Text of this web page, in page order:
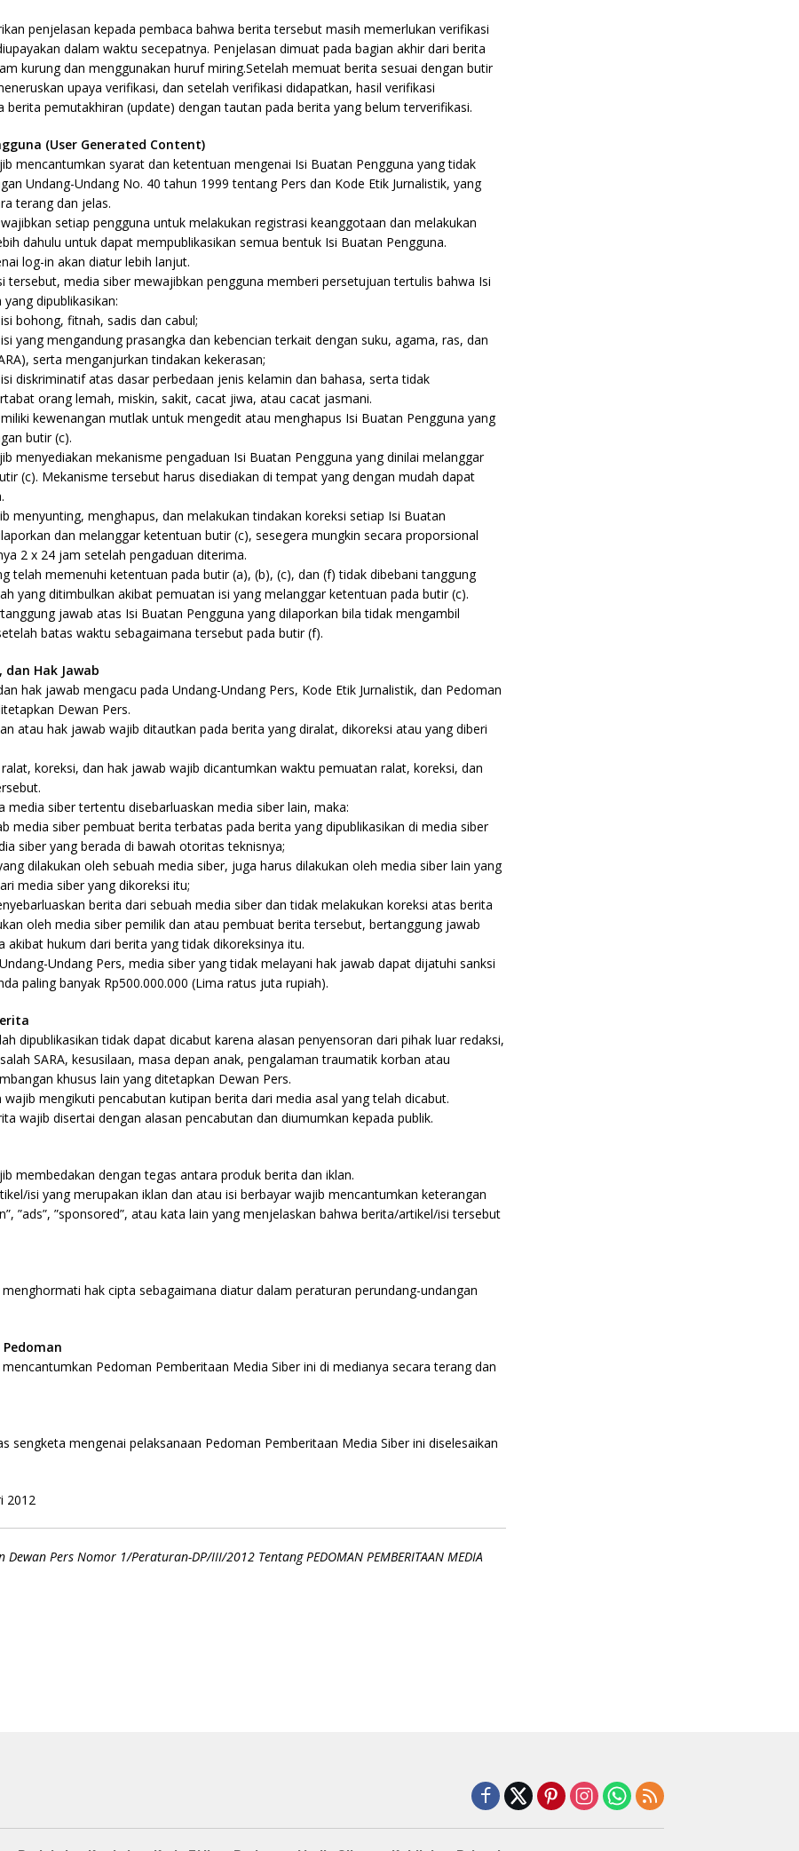
penjelasan kepada pembaca bahwa berita tersebut masih memerlukan verifikasi
dalam waktu secepatnya. Penjelasan dimuat pada bagian akhir dari berita
kurung dan menggunakan huruf miring.Setelah memuat berita sesuai dengan butir
upaya verifikasi, dan setelah verifikasi didapatkan, hasil verifikasi
berita pemutakhiran (update) dengan tautan pada berita yang belum terverifikasi.
(User Generated Content)
mencantumkan syarat dan ketentuan mengenai Isi Buatan Pengguna yang tidak
Undang-Undang No. 40 tahun 1999 tentang Pers dan Kode Etik Jurnalistik, yang
terang dan jelas.
setiap pengguna untuk melakukan registrasi keanggotaan dan melakukan
dahulu untuk dapat mempublikasikan semua bentuk Isi Buatan Pengguna.
log-in akan diatur lebih lanjut.
tersebut, media siber mewajibkan pengguna memberi persetujuan tertulis bahwa Isi
dipublikasikan:
bohong, fitnah, sadis dan cabul;
yang mengandung prasangka dan kebencian terkait dengan suku, agama, ras, dan
serta menganjurkan tindakan kekerasan;
diskriminatif atas dasar perbedaan jenis kelamin dan bahasa, serta tidak
orang lemah, miskin, sakit, cacat jiwa, atau cacat jasmani.
kewenangan mutlak untuk mengedit atau menghapus Isi Buatan Pengguna yang
butir (c).
menyediakan mekanisme pengaduan Isi Buatan Pengguna yang dinilai melanggar
(c). Mekanisme tersebut harus disediakan di tempat yang dengan mudah dapat
menyunting, menghapus, dan melakukan tindakan koreksi setiap Isi Buatan
dan melanggar ketentuan butir (c), sesegera mungkin secara proporsional
2 x 24 jam setelah pengaduan diterima.
telah memenuhi ketentuan pada butir (a), (b), (c), dan (f) tidak dibebani tanggung
yang ditimbulkan akibat pemuatan isi yang melanggar ketentuan pada butir (c).
jawab atas Isi Buatan Pengguna yang dilaporkan bila tidak mengambil
batas waktu sebagaimana tersebut pada butir (f).
dan Hak Jawab
hak jawab mengacu pada Undang-Undang Pers, Kode Etik Jurnalistik, dan Pedoman
Dewan Pers.
atau hak jawab wajib ditautkan pada berita yang diralat, dikoreksi atau yang diberi
koreksi, dan hak jawab wajib dicantumkan waktu pemuatan ralat, koreksi, dan
media siber tertentu disebarluaskan media siber lain, maka:
media siber pembuat berita terbatas pada berita yang dipublikasikan di media siber
siber yang berada di bawah otoritas teknisnya;
dilakukan oleh sebuah media siber, juga harus dilakukan oleh media siber lain yang
media siber yang dikoreksi itu;
berita dari sebuah media siber dan tidak melakukan koreksi atas berita
oleh media siber pemilik dan atau pembuat berita tersebut, bertanggung jawab
akibat hukum dari berita yang tidak dikoreksinya itu.
Undang Pers, media siber yang tidak melayani hak jawab dapat dijatuhi sanksi
paling banyak Rp500.000.000 (Lima ratus juta rupiah).
dipublikasikan tidak dapat dicabut karena alasan penyensoran dari pihak luar redaksi,
SARA, kesusilaan, masa depan anak, pengalaman traumatik korban atau
khusus lain yang ditetapkan Dewan Pers.
wajib mengikuti pencabutan kutipan berita dari media asal yang telah dicabut.
wajib disertai dengan alasan pencabutan dan diumumkan kepada publik.
membedakan dengan tegas antara produk berita dan iklan.
isi yang merupakan iklan dan atau isi berbayar wajib mencantumkan keterangan
”ads”, ”sponsored”, atau kata lain yang menjelaskan bahwa berita/artikel/isi tersebut
hak cipta sebagaimana diatur dalam peraturan perundang-undangan
Pedoman Pemberitaan Media Siber ini di medianya secara terang dan
sengketa mengenai pelaksanaan Pedoman Pemberitaan Media Siber ini diselesaikan
2012
Pers Nomor 1/Peraturan-DP/III/2012 Tentang PEDOMAN PEMBERITAAN MEDIA